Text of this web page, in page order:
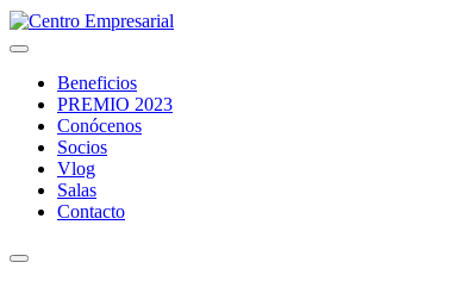
Ir
Beneficios
PREMIO 2023
Conócenos
Socios
Vlog
Salas
Contacto
Menú